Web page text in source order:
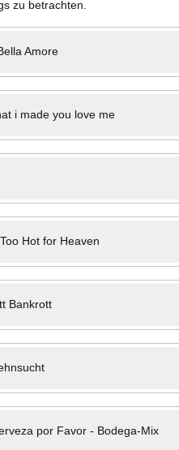
zu betrachten.
Amore
i made you love me
Too Hot for Heaven
Bankrott
por Favor - Bodega-Mix